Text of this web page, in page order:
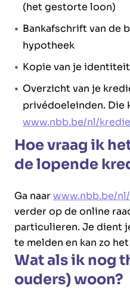
(het gestorte loon)
Bankafschrift van de
hypotheek
Kopie van je
Overzicht van je
privédoeleinden. Die
www.nbb.be/nl/
Hoe vraag ik
de lopende
Ga naarwww.nbb.be/
verder op de online
particulieren. Je dient
te melden en kan zo
Wat als ik nog
ouders) woon?